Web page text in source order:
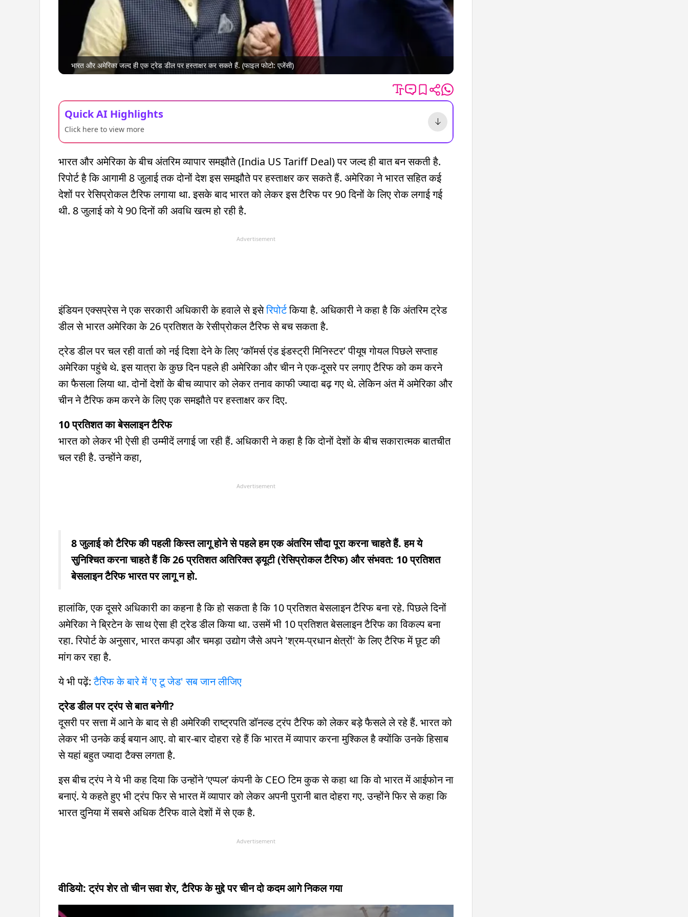
भारत और अमेरिका जल्द ही एक ट्रेड डील पर हस्ताक्षर कर सकते हैं. (फाइल फोटो: एजेंसी)
Quick AI Highlights
Click here to view more
भारत और अमेरिका के बीच अंतरिम व्यापार समझौते (India US Tariff Deal) पर जल्द ही बात बन सकती है.
रिपोर्ट है कि आगामी 8 जुलाई तक दोनों देश इस समझौते पर हस्ताक्षर कर सकते हैं. अमेरिका ने भारत सहित कई
देशों पर रेसिप्रोकल टैरिफ लगाया था. इसके बाद भारत को लेकर इस टैरिफ पर 90 दिनों के लिए रोक लगाई गई
थी. 8 जुलाई को ये 90 दिनों की अवधि खत्म हो रही है.
Advertisement
इंडियन एक्सप्रेस ने एक सरकारी अधिकारी के हवाले से इसेरिपोर्टकिया है. अधिकारी ने कहा है कि अंतरिम ट्रेड
डील से भारत अमेरिका के 26 प्रतिशत के रेसीप्रोकल टैरिफ से बच सकता है.
ट्रेड डील पर चल रही वार्ता को नई दिशा देने के लिए ‘कॉमर्स एंड इंडस्ट्री मिनिस्टर’ पीयूष गोयल पिछले सप्ताह
अमेरिका पहुंचे थे. इस यात्रा के कुछ दिन पहले ही अमेरिका और चीन ने एक-दूसरे पर लगाए टैरिफ को कम करने
का फैसला लिया था. दोनों देशों के बीच व्यापार को लेकर तनाव काफी ज्यादा बढ़ गए थे. लेकिन अंत में अमेरिका और
चीन ने टैरिफ कम करने के लिए एक समझौते पर हस्ताक्षर कर दिए.
10 प्रतिशत का बेसलाइन टैरिफ
भारत को लेकर भी ऐसी ही उम्मीदें लगाई जा रही हैं. अधिकारी ने कहा है कि दोनों देशों के बीच सकारात्मक बातचीत
चल रही है. उन्होंने कहा,
Advertisement
8 जुलाई को टैरिफ की पहली किस्त लागू होने से पहले हम एक अंतरिम सौदा पूरा करना चाहते हैं. हम ये
सुनिश्चित करना चाहते हैं कि 26 प्रतिशत अतिरिक्त ड्यूटी (रेसिप्रोकल टैरिफ) और संभवत: 10 प्रतिशत
बेसलाइन टैरिफ भारत पर लागू न हो.
हालांकि, एक दूसरे अधिकारी का कहना है कि हो सकता है कि 10 प्रतिशत बेसलाइन टैरिफ बना रहे. पिछले दिनों
अमेरिका ने ब्रिटेन के साथ ऐसा ही ट्रेड डील किया था. उसमें भी 10 प्रतिशत बेसलाइन टैरिफ का विकल्प बना
रहा. रिपोर्ट के अनुसार, भारत कपड़ा और चमड़ा उद्योग जैसे अपने 'श्रम-प्रधान क्षेत्रों' के लिए टैरिफ में छूट की
मांग कर रहा है.
ये भी पढ़ें:टैरिफ के बारे में 'ए टू जेड' सब जान लीजिए
ट्रेड डील पर ट्रंप से बात बनेगी?
दूसरी पर सत्ता में आने के बाद से ही अमेरिकी राष्ट्रपति डॉनल्ड ट्रंप टैरिफ को लेकर बड़े फैसले ले रहे हैं. भारत को
लेकर भी उनके कई बयान आए. वो बार-बार दोहरा रहे हैं कि भारत में व्यापार करना मुश्किल है क्योंकि उनके हिसाब
से यहां बहुत ज्यादा टैक्स लगता है.
इस बीच ट्रंप ने ये भी कह दिया कि उन्होंने ‘एप्पल’ कंपनी के CEO टिम कुक से कहा था कि वो भारत में आईफोन ना
बनाएं. ये कहते हुए भी ट्रंप फिर से भारत में व्यापार को लेकर अपनी पुरानी बात दोहरा गए. उन्होंने फिर से कहा कि
भारत दुनिया में सबसे अधिक टैरिफ वाले देशों में से एक है.
Advertisement
वीडियो: ट्रंप शेर तो चीन सवा शेर, टैरिफ के मुद्दे पर चीन दो कदम आगे निकल गया